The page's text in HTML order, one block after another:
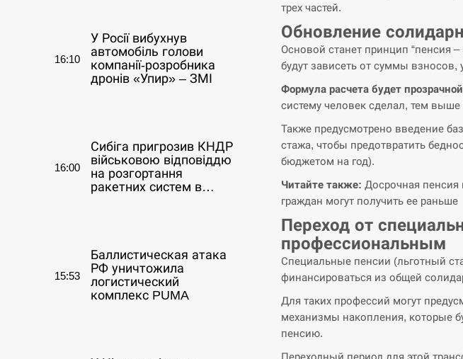
16:10
У Росії вибухнув
автомобіль голови
компанії-розробника
дронів «Упир» – ЗМІ
16:00
Сибіга пригрозив КНДР
військовою відповіддю
на розгортання
ракетних систем в…
15:53
Баллистическая атака
РФ уничтожила
логистический
комплекс PUMA
трех частей.
Обновление
Основой станет принцип “пенсия
будут зависеть от суммы
Формула расчета будет
систему человек сделал, тем выше
Также предусмотрено введение
стажа, чтобы предотвратить
бюджетом на год).
Читайте также: Досрочная пенсия
граждан могут получить ее раньше
Переход от
профессиональным
Специальные пенсии (льготный
финансироваться из общей
Для таких профессий могут
механизмы накопления, которые
пенсию.
Переходный период для этой